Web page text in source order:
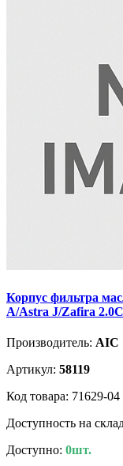
Корпус фильтра
A/Astra J/Zafira
Производитель: AIC
Артикул: 58119
Код товара: 71629-04
Доступность на
Доступно: 0шт.